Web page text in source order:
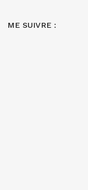
ME SUIVRE :